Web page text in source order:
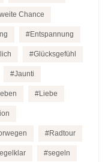
Chance
Entspannung
Glücksgefühl
Jaunti
Liebe
Radtour
segeln